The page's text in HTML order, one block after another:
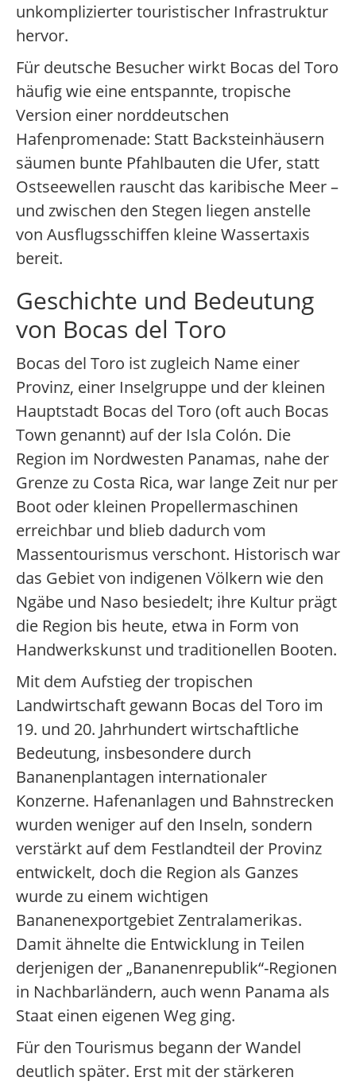
unkomplizierter touristischer Infrastruktur
hervor.
Für deutsche Besucher wirkt Bocas del Toro
häufig wie eine entspannte, tropische
Version einer norddeutschen
Hafenpromenade: Statt Backsteinhäusern
säumen bunte Pfahlbauten die Ufer, statt
Ostseewellen rauscht das karibische Meer –
und zwischen den Stegen liegen anstelle
von Ausflugsschiffen kleine Wassertaxis
bereit.
Geschichte und Bedeutung
von Bocas del Toro
Bocas del Toro ist zugleich Name einer
Provinz, einer Inselgruppe und der kleinen
Hauptstadt Bocas del Toro (oft auch Bocas
Town genannt) auf der Isla Colón. Die
Region im Nordwesten Panamas, nahe der
Grenze zu Costa Rica, war lange Zeit nur per
Boot oder kleinen Propellermaschinen
erreichbar und blieb dadurch vom
Massentourismus verschont. Historisch war
das Gebiet von indigenen Völkern wie den
Ngäbe und Naso besiedelt; ihre Kultur prägt
die Region bis heute, etwa in Form von
Handwerkskunst und traditionellen Booten.
Mit dem Aufstieg der tropischen
Landwirtschaft gewann Bocas del Toro im
19. und 20. Jahrhundert wirtschaftliche
Bedeutung, insbesondere durch
Bananenplantagen internationaler
Konzerne. Hafenanlagen und Bahnstrecken
wurden weniger auf den Inseln, sondern
verstärkt auf dem Festlandteil der Provinz
entwickelt, doch die Region als Ganzes
wurde zu einem wichtigen
Bananenexportgebiet Zentralamerikas.
Damit ähnelte die Entwicklung in Teilen
derjenigen der „Bananenrepublik“-Regionen
in Nachbarländern, auch wenn Panama als
Staat einen eigenen Weg ging.
Für den Tourismus begann der Wandel
deutlich später. Erst mit der stärkeren